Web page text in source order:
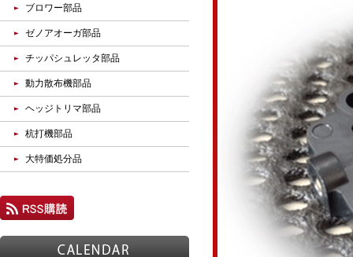
ブロワー部品
ゼノアオーガ部品
チッパシュレッタ部品
動力散布機部品
ヘッジトリマ部品
杭打機部品
大特価処分品